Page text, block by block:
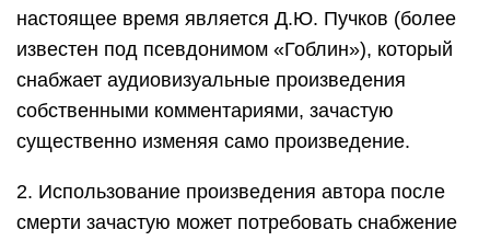
настоящее время является Д.Ю. Пучков (более
известен под псевдонимом «Гоблин»), который
снабжает аудиовизуальные произведения
собственными комментариями, зачастую
существенно изменяя само произведение.
2. Использование произведения автора после
смерти зачастую может потребовать снабжение